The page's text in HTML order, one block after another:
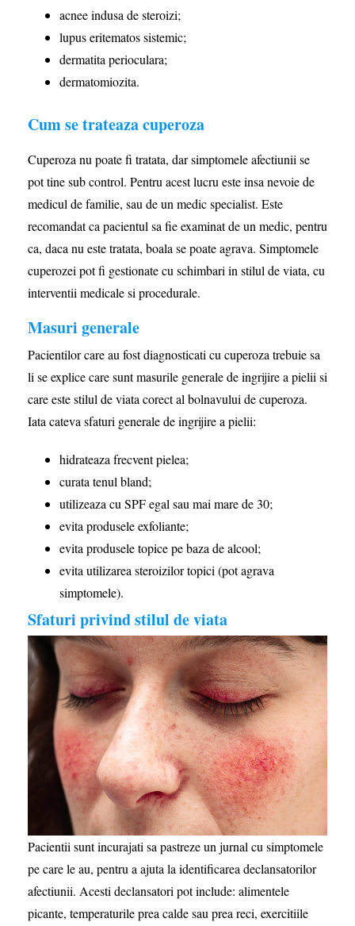
acnee indusa de steroizi;
lupus eritematos sistemic;
dermatita perioculara;
dermatomiozita.
Cum se trateaza cuperoza
Cuperoza nu poate fi tratata, dar simptomele afectiunii se
pot tine sub control. Pentru acest lucru este insa nevoie de
medicul de familie, sau de un medic specialist. Este
recomandat ca pacientul sa fie examinat de un medic, pentru
ca, daca nu este tratata, boala se poate agrava. Simptomele
cuperozei pot fi gestionate cu schimbari in stilul de viata, cu
interventii medicale si procedurale.
Masuri generale
Pacientilor care au fost diagnosticati cu cuperoza trebuie sa
li se explice care sunt masurile generale de ingrijire a pielii si
care este stilul de viata corect al bolnavului de cuperoza.
Iata cateva sfaturi generale de ingrijire a pielii:
hidrateaza frecvent pielea;
curata tenul bland;
utilizeaza cu SPF egal sau mai mare de 30;
evita produsele exfoliante;
evita produsele topice pe baza de alcool;
evita utilizarea steroizilor topici (pot agrava
simptomele).
Sfaturi privind stilul de viata
Pacientii sunt incurajati sa pastreze un jurnal cu simptomele
pe care le au, pentru a ajuta la identificarea declansatorilor
afectiunii. Acesti declansatori pot include: alimentele
picante, temperaturile prea calde sau prea reci, exercitiile